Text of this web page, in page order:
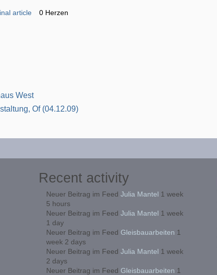
article 0 Herzen
West
Of (04.12.09)
Recent activity
Neuer Beitrag im Feed Julia Mantel 1 week
5 hours
Neuer Beitrag im Feed Julia Mantel 1 week
1 day
Neuer Beitrag im Feed Gleisbauarbeiten 1
week 2 days
Neuer Beitrag im Feed Julia Mantel 1 week
2 days
Neuer Beitrag im Feed Gleisbauarbeiten 1